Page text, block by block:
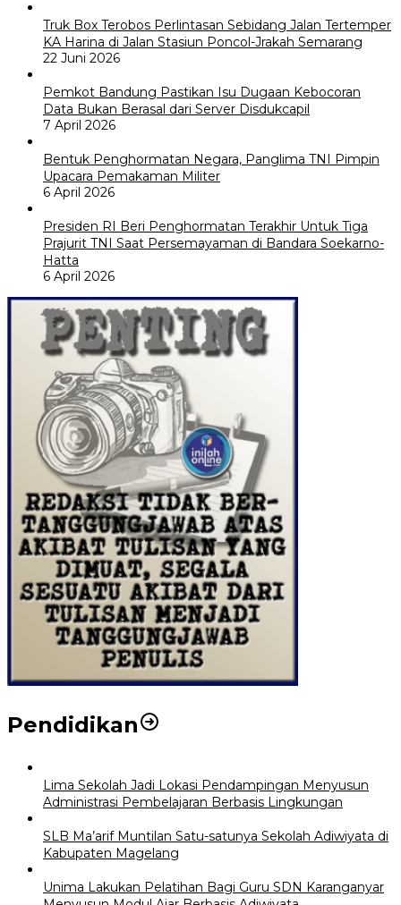
Truk Box Terobos Perlintasan Sebidang Jalan Tertemper
KA Harina di Jalan Stasiun Poncol-Jrakah Semarang
22 Juni 2026
Pemkot Bandung Pastikan Isu Dugaan Kebocoran
Data Bukan Berasal dari Server Disdukcapil
7 April 2026
Bentuk Penghormatan Negara, Panglima TNI Pimpin
Upacara Pemakaman Militer
6 April 2026
Presiden RI Beri Penghormatan Terakhir Untuk Tiga
Prajurit TNI Saat Persemayaman di Bandara Soekarno-
Hatta
6 April 2026
Pendidikan
Lima Sekolah Jadi Lokasi Pendampingan Menyusun
Administrasi Pembelajaran Berbasis Lingkungan
SLB Ma’arif Muntilan Satu-satunya Sekolah Adiwiyata di
Kabupaten Magelang
Unima Lakukan Pelatihan Bagi Guru SDN Karanganyar